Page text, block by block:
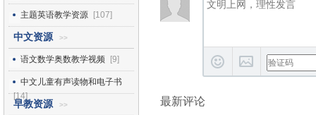
主题英语教学资源 [107]
中文资源 >>
语文数学奥数教学视频 [9]
中文儿童有声读物和电子书
[14]
早教资源 >> 最新评论